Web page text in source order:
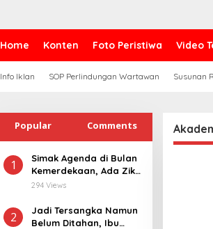
Home Konten Foto Peristiwa Video
Info Iklan SOP Perlindungan Wartawan Susunan
Popular Comments
1
Simak Agenda di Bulan
Kemerdekaan, Ada Zikir
Bersama Hingga
294 Views
2
Jadi Tersangka Namun
Belum Ditahan, Ibu